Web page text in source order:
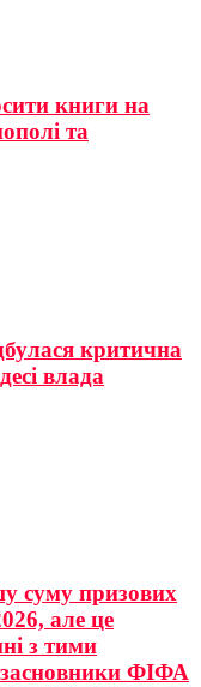
книги на
та
критична
влада
суму призових
але це
з тими
ФІФА